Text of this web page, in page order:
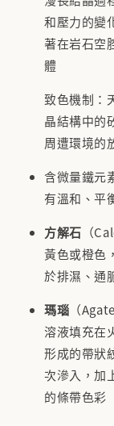
和壓力的變
著在岩石空
體
致色機制：
晶結構中的
周遭環境的
含微量鐵元
有溫和、平
方解石 （
黃色或橙色
於排濕、通
瑪瑙 （
溶液填充在
形成的帶狀
次滲入，加
的條帶色彩